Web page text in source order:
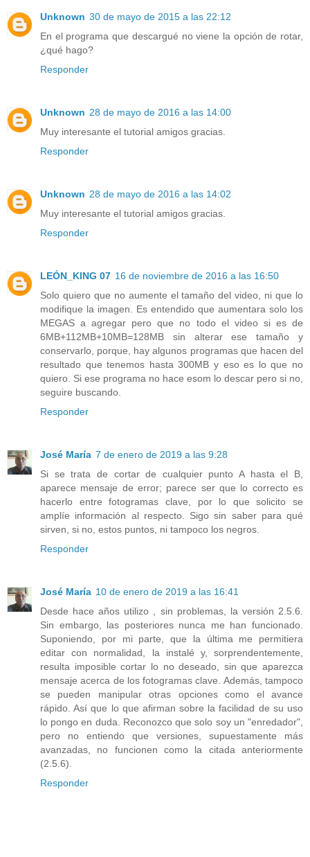
Unknown 30 de mayo de 2015 a las 22:12
En el programa que descargué no viene la opción de rotar,
¿qué hago?
Responder
Unknown 28 de mayo de 2016 a las 14:00
Muy interesante el tutorial amigos gracias.
Responder
Unknown 28 de mayo de 2016 a las 14:02
Muy interesante el tutorial amigos gracias.
Responder
LEÓN_KING 07 16 de noviembre de 2016 a las 16:50
Solo quiero que no aumente el tamaño del video, ni que lo
modifique la imagen. Es entendido que aumentara solo los
MEGAS a agregar pero que no todo el video si es de
6MB+112MB+10MB=128MB sin alterar ese tamaño y
conservarlo, porque, hay algunos programas que hacen del
resultado que tenemos hasta 300MB y eso es lo que no
quiero. Si ese programa no hace esom lo descar pero si no,
seguire buscando.
Responder
José María 7 de enero de 2019 a las 9:28
Si se trata de cortar de cualquier punto A hasta el B,
aparece mensaje de error; parece ser que lo correcto es
hacerlo entre fotogramas clave, por lo que solicito se
amplíe información al respecto. Sigo sin saber para qué
sirven, si no, estos puntos, ni tampoco los negros.
Responder
José María 10 de enero de 2019 a las 16:41
Desde hace años utilizo , sin problemas, la versión 2.5.6.
Sin embargo, las posteriores nunca me han funcionado.
Suponiendo, por mi parte, que la última me permitiera
editar con normalidad, la instalé y, sorprendentemente,
resulta imposible cortar lo no deseado, sin que aparezca
mensaje acerca de los fotogramas clave. Además, tampoco
se pueden manipular otras opciones como el avance
rápido. Así que lo que afirman sobre la facilidad de su uso
lo pongo en duda. Reconozco que solo soy un "enredador",
pero no entiendo que versiones, supuestamente más
avanzadas, no funcionen como la citada anteriormente
(2.5.6).
Responder